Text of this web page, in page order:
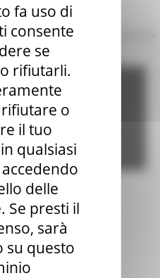
fa uso di
consente
se
rifiutarli.
o
il tuo
qualsiasi
delle
Se presti il
sarà
su questo
Bandi di gara e contratti